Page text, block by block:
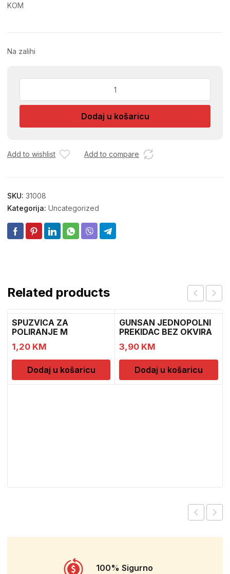
KOM
Na zalihi
UNIMAX
6-
5655
Dodaj u košaricu
Add to wishlist Add to compare
SKU: 31008
Kategorija: Uncategorized
Related products
SPUZVICA ZA
POLIRANJE M
1,20 KM
Dodaj u košaricu
GUNSAN JEDNOPOLNI
PREKIDAC BEZ OKVIRA
11
3,90 KM
Dodaj u košaricu
100% Sigurno